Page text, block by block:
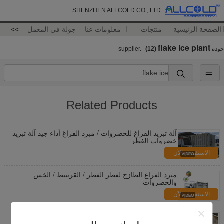
SHENZHEN ALLCOLD CO., LTD
الصفحة الرئيسية منتجات معلومات عنا جولة في المعمل >>
جودة flake ice plant
(12)
Related Products
آلة تبريد الفراغ للخضروات / مبرد الفراغ أداء جيد آلة تبريد
خضروات الفطر
الاستفسار الآن
مبرد الفراغ الطازج لفطر الفطر / القرنبيط / الخس
والخضروات
الاستفسار الآن